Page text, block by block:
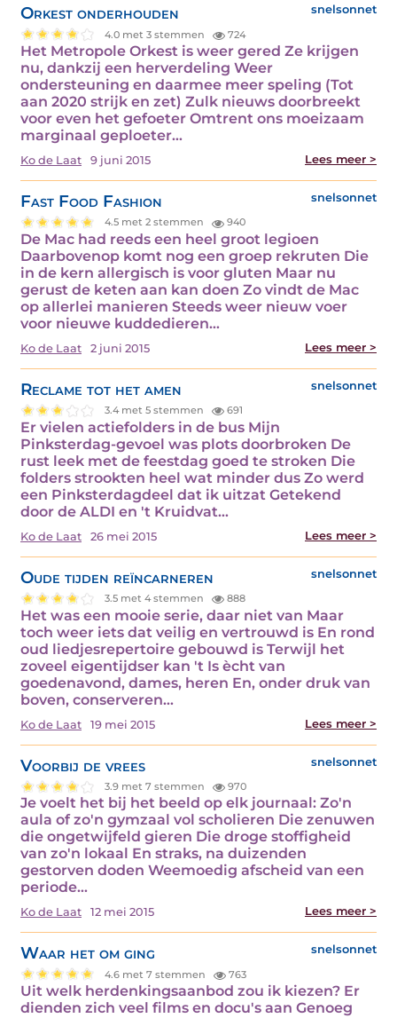
Orkest onderhouden snelsonnet
4.0 met 3 stemmen 724
Het Metropole Orkest is weer gered Ze krijgen
nu, dankzij een herverdeling Weer
ondersteuning en daarmee meer speling (Tot
aan 2020 strijk en zet) Zulk nieuws doorbreekt
voor even het gefoeter Omtrent ons moeizaam
marginaal geploeter…
Ko de Laat 9 juni 2015 Lees meer >
Fast Food Fashion snelsonnet
4.5 met 2 stemmen 940
De Mac had reeds een heel groot legioen
Daarbovenop komt nog een groep rekruten Die
in de kern allergisch is voor gluten Maar nu
gerust de keten aan kan doen Zo vindt de Mac
op allerlei manieren Steeds weer nieuw voer
voor nieuwe kuddedieren…
Ko de Laat 2 juni 2015 Lees meer >
Reclame tot het amen snelsonnet
3.4 met 5 stemmen 691
Er vielen actiefolders in de bus Mijn
Pinksterdag-gevoel was plots doorbroken De
rust leek met de feestdag goed te stroken Die
folders strookten heel wat minder dus Zo werd
een Pinksterdagdeel dat ik uitzat Getekend
door de ALDI en 't Kruidvat…
Ko de Laat 26 mei 2015 Lees meer >
Oude tijden reïncarneren snelsonnet
3.5 met 4 stemmen 888
Het was een mooie serie, daar niet van Maar
toch weer iets dat veilig en vertrouwd is En rond
oud liedjesrepertoire gebouwd is Terwijl het
zoveel eigentijdser kan 't Is ècht van
goedenavond, dames, heren En, onder druk van
boven, conserveren…
Ko de Laat 19 mei 2015 Lees meer >
Voorbij de vrees snelsonnet
3.9 met 7 stemmen 970
Je voelt het bij het beeld op elk journaal: Zo'n
aula of zo'n gymzaal vol scholieren Die zenuwen
die ongetwijfeld gieren Die droge stoffigheid
van zo'n lokaal En straks, na duizenden
gestorven doden Weemoedig afscheid van een
periode…
Ko de Laat 12 mei 2015 Lees meer >
Waar het om ging snelsonnet
4.6 met 7 stemmen 763
Uit welk herdenkingsaanbod zou ik kiezen? Er
dienden zich veel films en docu's aan Genoeg